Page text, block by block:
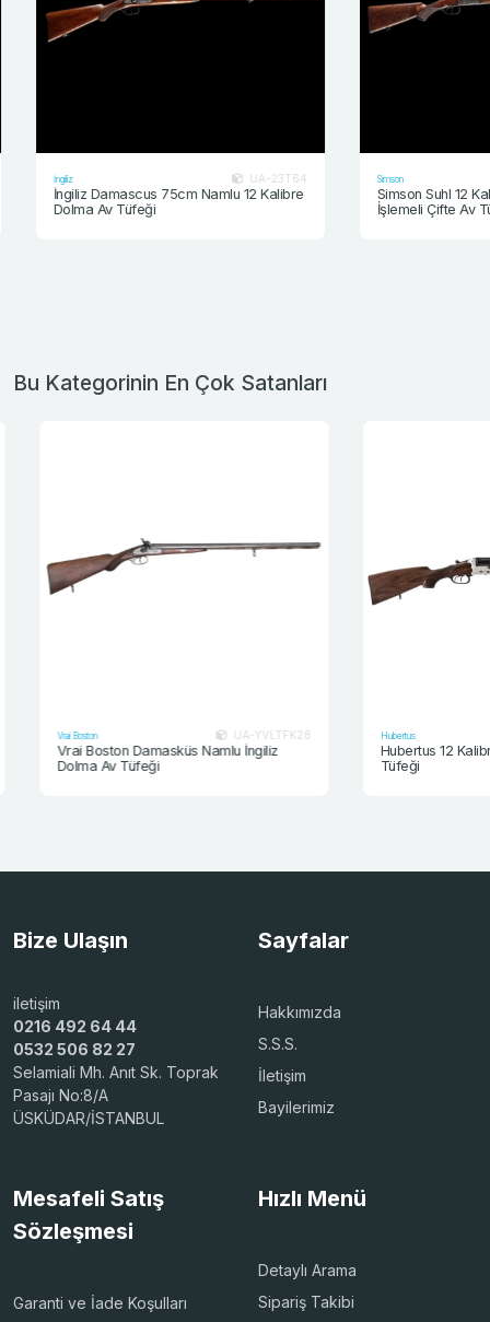
İngiliz UA-23T64
İngiliz Damascus 75cm Namlu 12 Kalibre
Dolma Av Tüfeği
Simson
Simson Suhl 12
İşlemeli Çifte Av
Bu Kategorinin En Çok Satanları
Vrai Boston UA-YVLTFK28
Vrai Boston Damasküs Namlu İngiliz
Dolma Av Tüfeği
Hubertus
Hubertus 12 Kalibre
Tüfeği
Bize Ulaşın
iletişim
0216 492 64 44
0532 506 82 27
Selamiali Mh. Anıt Sk. Toprak
Pasajı No:8/A
ÜSKÜDAR/İSTANBUL
Sayfalar
Hakkımızda
S.S.S.
İletişim
Bayilerimiz
Mesafeli Satış
Sözleşmesi
Garanti ve İade Koşulları
Hızlı Menü
Detaylı Arama
Sipariş Takibi